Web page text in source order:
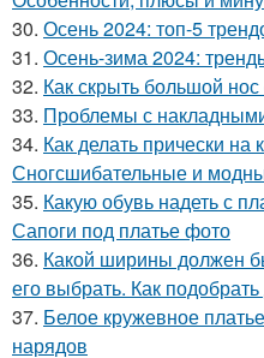
30. Осень 2024: топ-5
31. Осень-зима 2024:
32. Как скрыть большой
33. Проблемы с
34. Как делать прически
Сногсшибательные и
35. Какую обувь надеть с
Сапоги под платье фото
36. Какой ширины должен
его выбрать. Как подобрать
37. Белое кружевное
нарядов